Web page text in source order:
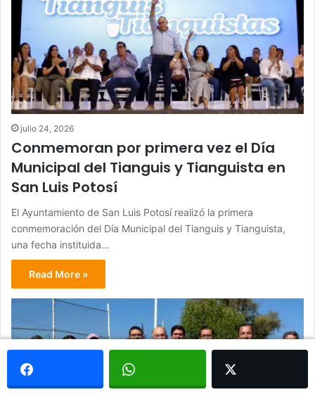
julio 24, 2026
Conmemoran por primera vez el Día
Municipal del Tianguis y Tianguista en
San Luis Potosí
El Ayuntamiento de San Luis Potosí realizó la primera
conmemoración del Día Municipal del Tianguis y Tianguista,
una fecha instituida…
Read More »